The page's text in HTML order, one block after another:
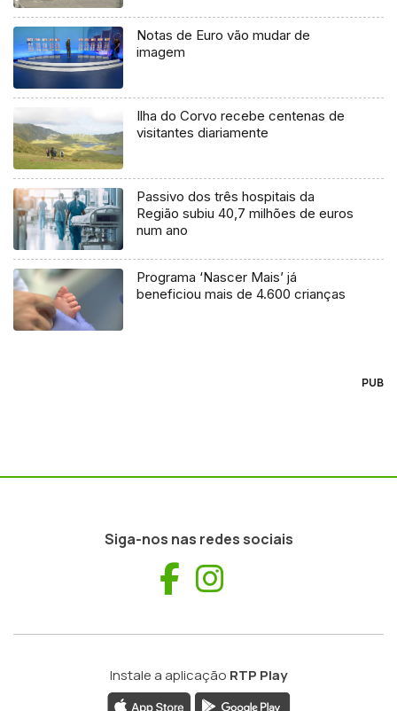
Notas de Euro vão mudar de
imagem
Ilha do Corvo recebe centenas de
visitantes diariamente
Passivo dos três hospitais da
Região subiu 40,7 milhões de euros
num ano
Programa ‘Nascer Mais’ já
beneficiou mais de 4.600 crianças
PUB
Siga-nos nas redes sociais
Facebook
Instale a aplicação RTP Play